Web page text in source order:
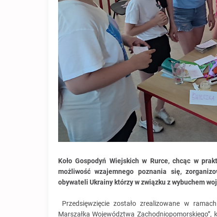
Koło Gospodyń Wiejskich w Rurce, chcąc w
możliwość wzajemnego poznania się,
obywateli Ukrainy którzy w związku z wybuchem
Przedsięwzięcie zostało zrealizowane w
Marszałka Województwa